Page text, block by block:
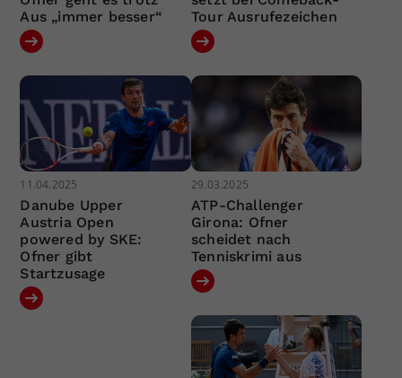
Aus „immer besser“
Tour Ausrufezeichen
11.04.2025
Danube Upper
Austria Open
powered by SKE:
Ofner gibt
Startzusage
29.03.2025
ATP-Challenger
Girona: Ofner
scheidet nach
Tenniskrimi aus